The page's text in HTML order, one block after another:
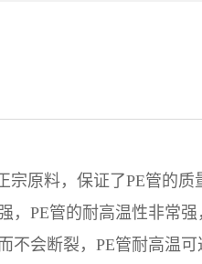
宗原料，保证了PE管的质
，PE管的耐高温性非常强
不会断裂，PE管耐高温可